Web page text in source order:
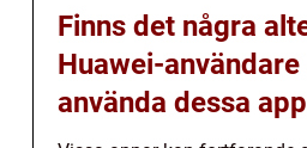
Finns det några
Huawei-
använda dessa